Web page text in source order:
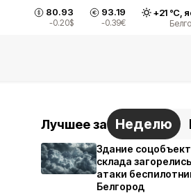
80.93
-0.20$
93.19
-0.39€
+21°С,
Лучшее за Неделю
Здание
склада
атаки
Белгород